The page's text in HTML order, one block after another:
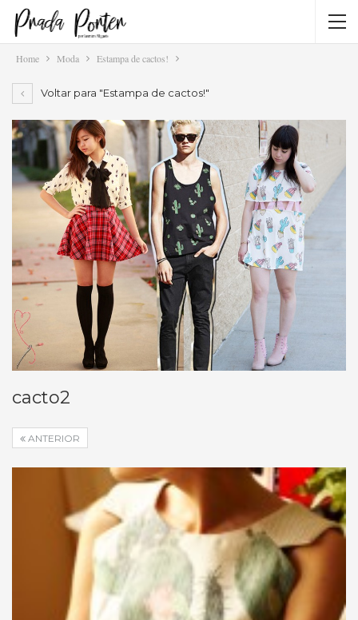
Home Moda Estampa de cactos!
Voltar para "Estampa de cactos!"
cacto2
ANTERIOR